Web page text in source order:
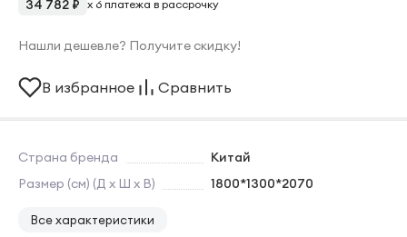
Страна бренда
Китай
Размер (см) (Д х Ш х В)
1800*1300*2070
Все характеристики
34 782 ₽ x 6 платежа в рассрочку
Нашли дешевле? Получите скидку!
В избранное Сравнить